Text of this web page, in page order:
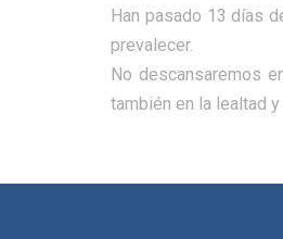
Han pasado 13 días
prevalecer.
​No descansaremos
también en la lealtad